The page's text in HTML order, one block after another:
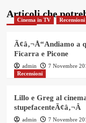
Articoli che
Cinema in TV Recensioni
Ã¢â‚¬Å“Andiamo a
Ficarra e Picone
admin 7 Novembre
Recensioni
Lillo e Greg al
stupefacenteÃ¢â‚¬Â
admin 7 Novembre